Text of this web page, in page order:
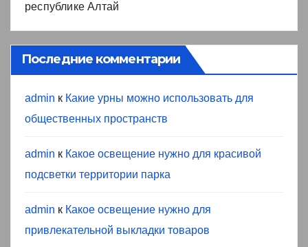
республике Алтай
Последние комментарии
admin к Какие урны можно использовать для
общественных пространств
admin к Какое освещение нужно для красивой
подсветки территории парка
admin к Какое освещение нужно для
привлекательной выкладки товаров